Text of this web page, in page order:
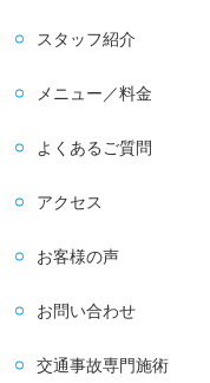
スタッフ紹介
メニュー／料金
よくあるご質問
アクセス
お客様の声
お問い合わせ
交通事故専門施術